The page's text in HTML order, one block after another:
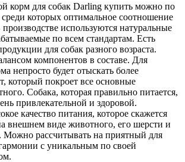
корм для собак Darling купить можно по
которых оптимальное соотношение
используются натуральные
по всем стандартам. Есть
для собак разного возраста.
компонентов в составе. Для
непросто будет отыскать более
который покроет все основные
Собака, которая правильно питается,
привлекательной и здоровой.
качество питания, которое скажется
внешнем виде животного, его шерсти и
Можно рассчитывать на приятный для
с уникальным по своей